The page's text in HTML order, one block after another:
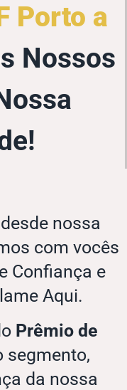
Porto a
Nossos
nossa
com vocês
Confiança e
Aqui.
Prêmio de
segmento,
da nossa